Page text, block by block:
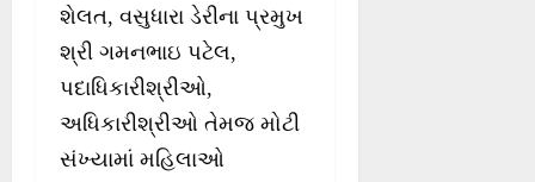
શેલત, વસુધારા ડેરીના પ્રમુખ
શ્રી ગમનભાઇ પટેલ,
પદાધિકારીશ્રીઓ,
અધિકારીશ્રીઓ તેમજ મોટી
સંખ્યામાં મહિલાઓ